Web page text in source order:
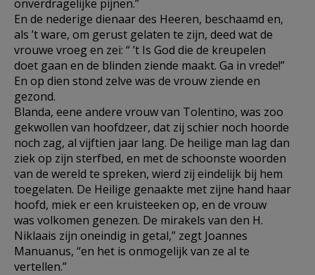
onverdragelijke pijnen.”
En de nederige dienaar des Heeren, beschaamd en,
als ’t ware, om gerust gelaten te zijn, deed wat de
vrouwe vroeg en zei: “ ’t Is God die de kreupelen
doet gaan en de blinden ziende maakt. Ga in vrede!”
En op dien stond zelve was de vrouw ziende en
gezond.
Blanda, eene andere vrouw van Tolentino, was zoo
gekwollen van hoofdzeer, dat zij schier noch hoorde
noch zag, al vijftien jaar lang. De heilige man lag dan
ziek op zijn sterfbed, en met de schoonste woorden
van de wereld te spreken, wierd zij eindelijk bij hem
toegelaten. De Heilige genaakte met zijne hand haar
hoofd, miek er een kruisteeken op, en de vrouw
was volkomen genezen. De mirakels van den H.
Niklaais zijn oneindig in getal,” zegt Joannes
Manuanus, “en het is onmogelijk van ze al te
vertellen.”